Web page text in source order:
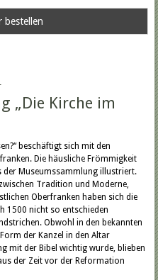
„Die Kirche im
beschäftigt sich mit den
Die häusliche Frömmigkeit
der Museumssammlung illustriert.
Tradition und Moderne,
Oberfranken haben sich die
1500 nicht so entschieden
Obwohl in den bekannten
der Kanzel in den Altar
mit der Bibel wichtig wurde, blieben
der Zeit vor der Reformation